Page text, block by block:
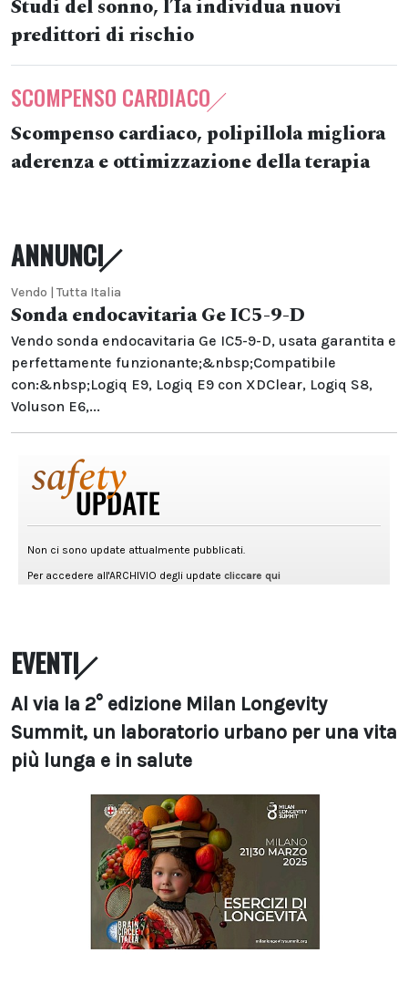
Studi del sonno, l’Ia individua nuovi
predittori di rischio
SCOMPENSO CARDIACO
Scompenso cardiaco, polipillola migliora
aderenza e ottimizzazione della terapia
ANNUNCI
Vendo | Tutta Italia
Sonda endocavitaria Ge IC5-9-D
Vendo sonda endocavitaria Ge IC5-9-D, usata garantita e
perfettamente funzionante;&nbsp;Compatibile
con:&nbsp;Logiq E9, Logiq E9 con XDClear, Logiq S8,
Voluson E6,...
EVENTI
Al via la 2° edizione Milan Longevity
Summit, un laboratorio urbano per una vita
più lunga e in salute